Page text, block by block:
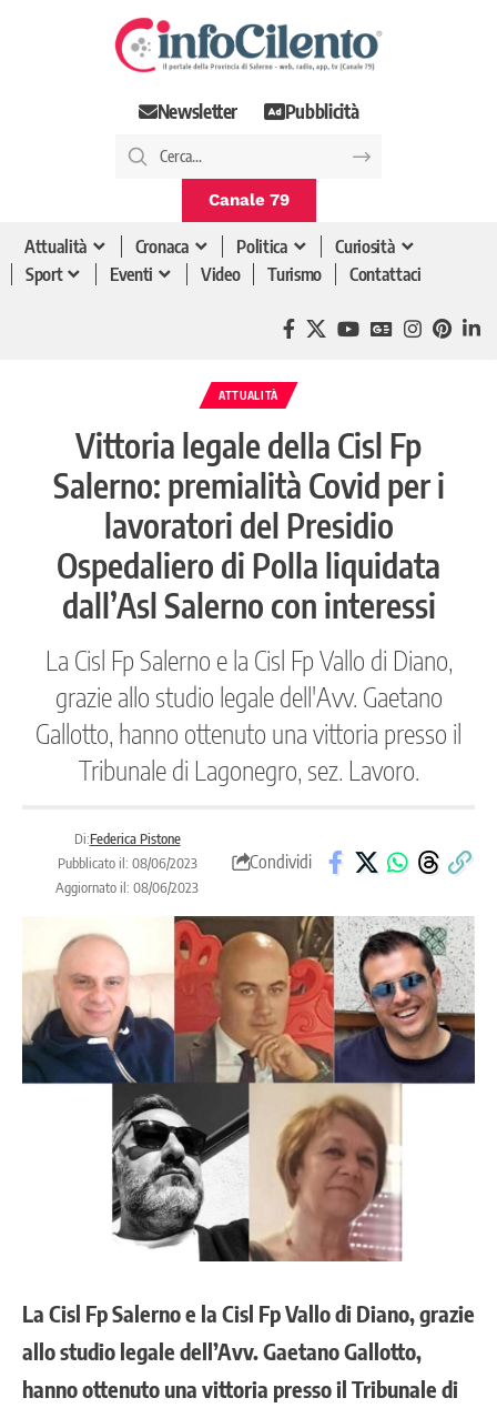
Newsletter Pubblicità
Canale 79
Attualità Cronaca Politica
Curiosità
Sport
Eventi Video Turismo Contattaci
ATTUALITÀ
Vittoria legale della Cisl Fp
Salerno: premialità Covid per i
lavoratori del Presidio
Ospedaliero di Polla liquidata
dall’Asl Salerno con interessi
La Cisl Fp Salerno e la Cisl Fp Vallo di Diano,
grazie allo studio legale dell'Avv. Gaetano
Gallotto, hanno ottenuto una vittoria presso il
Tribunale di Lagonegro, sez. Lavoro.
Di:Federica Pistone
Pubblicato il: 08/06/2023
Aggiornato il: 08/06/2023
Condividi
La Cisl Fp Salerno e la Cisl Fp Vallo di Diano, grazie
allo studio legale dell’Avv. Gaetano Gallotto,
hanno ottenuto una vittoria presso il Tribunale di